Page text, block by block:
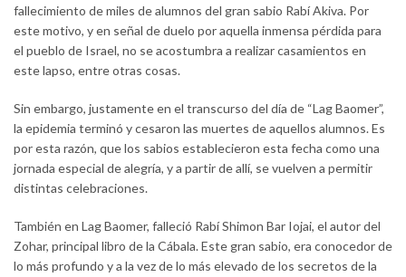
fallecimiento de miles de alumnos del gran sabio Rabí Akiva. Por
este motivo, y en señal de duelo por aquella inmensa pérdida para
el pueblo de Israel, no se acostumbra a realizar casamientos en
este lapso, entre otras cosas.
Sin embargo, justamente en el transcurso del día de “Lag Baomer”,
la epidemia terminó y cesaron las muertes de aquellos alumnos. Es
por esta razón, que los sabios establecieron esta fecha como una
jornada especial de alegría, y a partir de allí, se vuelven a permitir
distintas celebraciones.
También en Lag Baomer, falleció Rabí Shimon Bar Iojai, el autor del
Zohar, principal libro de la Cábala. Este gran sabio, era conocedor de
lo más profundo y a la vez de lo más elevado de los secretos de la